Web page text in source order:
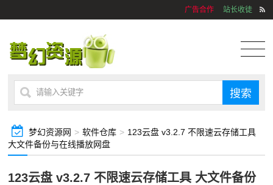
广告合作 站长收徒
梦幻资源网 > 软件仓库 > 123云盘 v3.2.7 不限速云存储工具
大文件备份与在线播放网盘
123云盘 v3.2.7 不限速云存储工具 大文件备份